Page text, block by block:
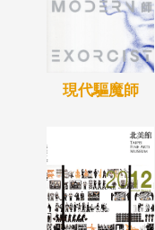
現代驅魔師